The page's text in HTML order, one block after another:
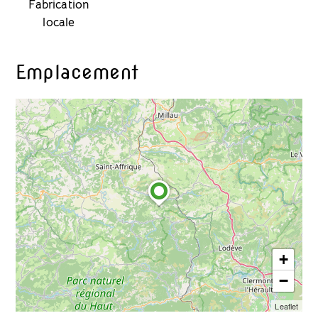
Fabrication
locale
Emplacement
+
−
Leaflet